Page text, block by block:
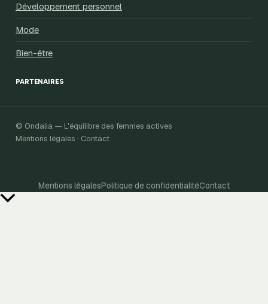
Développement personnel
Mode
Bien-être
PARTENAIRES
© Ondalia — L'équilibre des femmes actives
Mentions légales · Contact
Mentions légalesPolitique de confidentialitéContact